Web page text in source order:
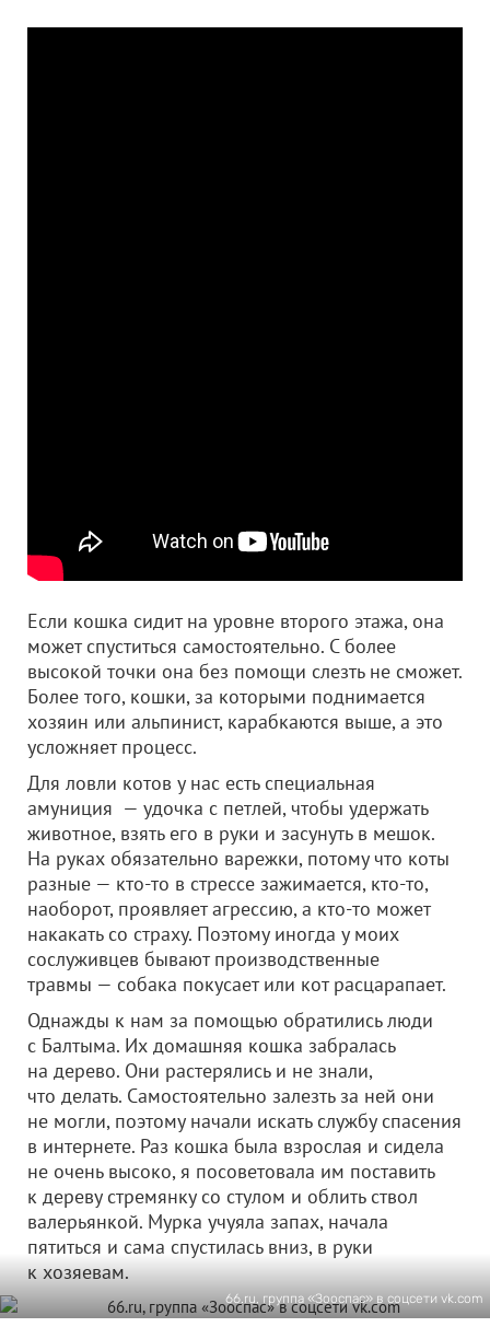
Если кошка сидит на уровне второго этажа, она
может спуститься самостоятельно. С более
высокой точки она без помощи слезть не сможет.
Более того, кошки, за которыми поднимается
хозяин или альпинист, карабкаются выше, а это
усложняет процесс.
Для ловли котов у нас есть специальная
амуниция — удочка с петлей, чтобы удержать
животное, взять его в руки и засунуть в мешок.
На руках обязательно варежки, потому что коты
разные — кто-то в стрессе зажимается, кто-то,
наоборот, проявляет агрессию, а кто-то может
накакать со страху. Поэтому иногда у моих
сослуживцев бывают производственные
травмы — собака покусает или кот расцарапает.
Однажды к нам за помощью обратились люди
с Балтыма. Их домашняя кошка забралась
на дерево. Они растерялись и не знали,
что делать. Самостоятельно залезть за ней они
не могли, поэтому начали искать службу спасения
в интернете. Раз кошка была взрослая и сидела
не очень высоко, я посоветовала им поставить
к дереву стремянку со стулом и облить ствол
валерьянкой. Мурка учуяла запах, начала
пятиться и сама спустилась вниз, в руки
к хозяевам.
66.ru, группа «Зооспас» в соцсети vk.com